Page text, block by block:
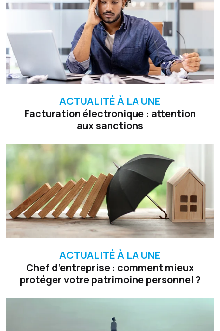
ACTUALITÉ À LA UNE
Facturation électronique : attention
aux sanctions
ACTUALITÉ À LA UNE
Chef d’entreprise : comment mieux
protéger votre patrimoine personnel ?